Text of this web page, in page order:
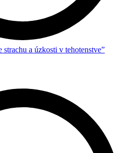
a úzkosti v tehotenstve”